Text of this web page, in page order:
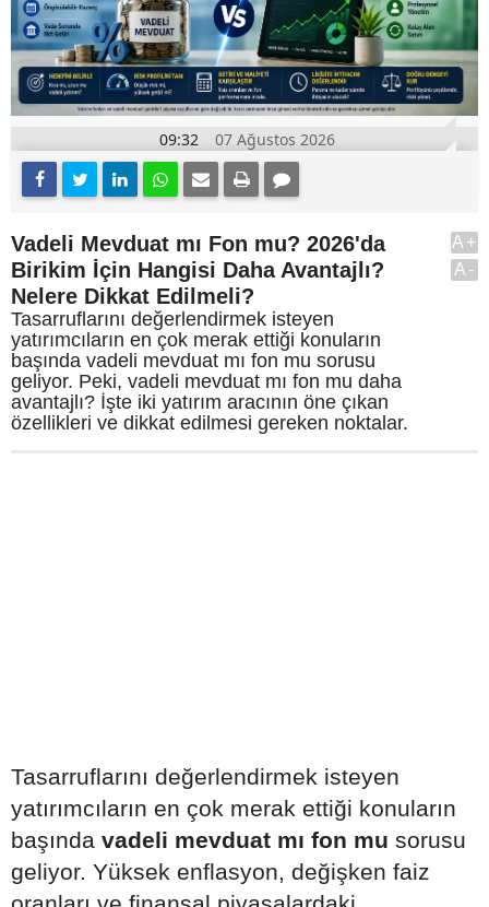
09:32 07 Ağustos 2026
Vadeli Mevduat mı Fon mu? 2026'da
Birikim İçin Hangisi Daha Avantajlı?
Nelere Dikkat Edilmeli?
Tasarruflarını değerlendirmek isteyen
yatırımcıların en çok merak ettiği konuların
başında vadeli mevduat mı fon mu sorusu
geliyor. Peki, vadeli mevduat mı fon mu daha
avantajlı? İşte iki yatırım aracının öne çıkan
özellikleri ve dikkat edilmesi gereken noktalar.
A+
A-
Tasarruflarını değerlendirmek isteyen
yatırımcıların en çok merak ettiği konuların
başında vadeli mevduat mı fon mu sorusu
geliyor. Yüksek enflasyon, değişken faiz